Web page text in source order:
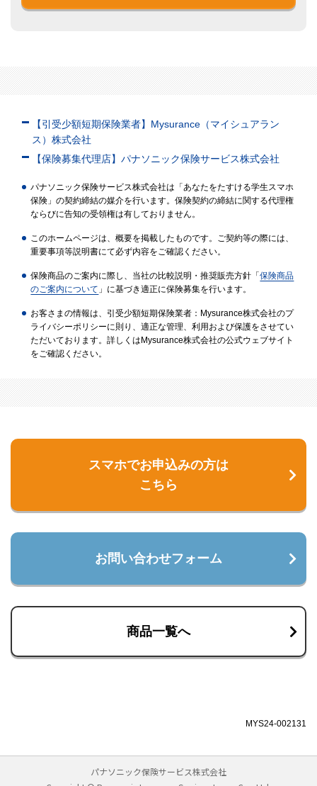
【引受少額短期保険業者】Mysurance（マイシュアラン
ス）株式会社
【保険募集代理店】パナソニック保険サービス株式会社
パナソニック保険サービス株式会社は「あなたをたすける学生スマホ
保険」の契約締結の媒介を行います。保険契約の締結に関する代理権
ならびに告知の受領権は有しておりません。
このホームページは、概要を掲載したものです。ご契約等の際には、
重要事項等説明書にて必ず内容をご確認ください。
保険商品のご案内に際し、当社の比較説明・推奨販売方針「保険商品
のご案内について 」に基づき適正に保険募集を行います。
お客さまの情報は、引受少額短期保険業者：Mysurance株式会社のプ
ライバシーポリシーに則り、適正な管理、利用および保護をさせてい
ただいております。詳しくはMysurance株式会社の公式ウェブサイト
をご確認ください。
スマホでお申込みの方は
こちら
お問い合わせフォーム
商品一覧へ
MYS24-002131
パナソニック保険サービス株式会社